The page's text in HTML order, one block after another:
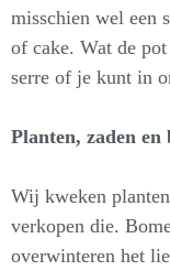
misschien wel een
of cake. Wat de
serre of je kunt in
Planten, zaden en
Wij kweken
verkopen die.
overwinteren het